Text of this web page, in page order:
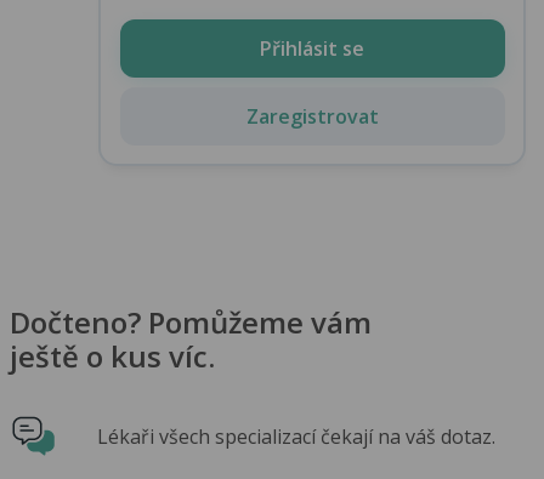
Přihlásit se
Zaregistrovat
Dočteno? Pomůžeme vám
ještě o kus víc.
Lékaři všech specializací čekají na váš dotaz.